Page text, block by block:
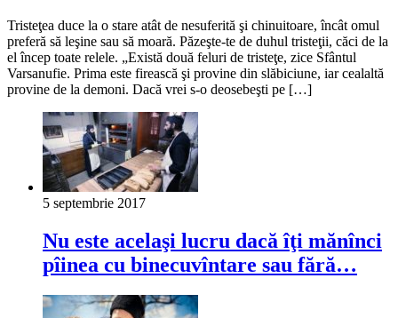
Tristeţea duce la o stare atât de nesuferită şi chinuitoare, încât omul
preferă să leşine sau să moară. Păzeşte-te de duhul tristeţii, căci de la
el încep toate relele. „Există două feluri de tristeţe, zice Sfântul
Varsanufie. Prima este firească şi provine din slăbiciune, iar cealaltă
provine de la demoni. Dacă vrei s-o deosebeşti pe […]
5 septembrie 2017
Nu este acelaşi lucru dacă îţi mănînci
pîinea cu binecuvîntare sau fără…